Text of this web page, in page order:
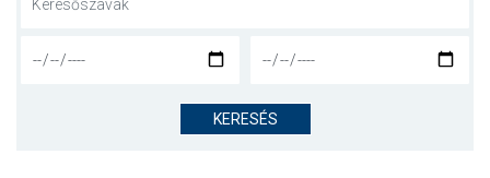
NYITÓLAP
CSAPATOK
KERESÉS